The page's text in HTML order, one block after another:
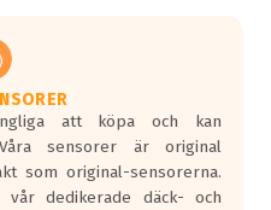
2016.
redan
varaatt köpa och kan
sensorer är original
som original-sensorerna.
dedikerade däck- och